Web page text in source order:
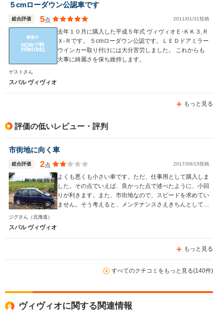
５cmローダウン公認車です
総合評価 5点 2011/01/31投稿
去年１０月に購入した平成５年式 ヴィヴィオＥ-ＫＫ３,Ｒ
Ｘ-Ｒです。 ５cmローダウン公認です。ＬＥＤドアミラー
ウインカー取り付けには大分苦労しました。 これからも
大事に綺麗さを保ち維持します。
ゲストさん
スバル ヴィヴィオ
もっと見る
評価の低いレビュー・評判
市街地に向く車
総合評価 2点 2017/09/15投稿
よくも悪くも小さい車です。ただ、仕事用として購入しま
した。その点でいえば、良かった点で述べたように、小回
りが利きます。また、市街地なので、スピードを求めてい
ません。そう考えると、メンテナンスさえきちんとしてれ
ジグさん （北海道）
スバル ヴィヴィオ
もっと見る
すべてのクチコミをもっと見る(140件)
ヴィヴィオに関する関連情報